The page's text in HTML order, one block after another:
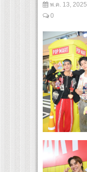
พ.ค. 13, 2025
0